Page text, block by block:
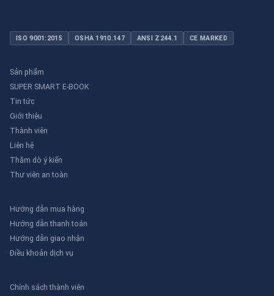
ISO 9001:2015 OSHA 1910.147 ANSI Z244.1 CE MARKED
Sản phẩm
SUPER SMART E-BOOK
Tin tức
Giới thiệu
Thành viên
Liên hệ
Thăm dò ý kiến
Thư viên an toàn
Hướng dẫn mua hàng
Hướng dẫn thanh toán
Hướng dẫn giao nhận
Điều khoản dịch vụ
Chính sách thành viên